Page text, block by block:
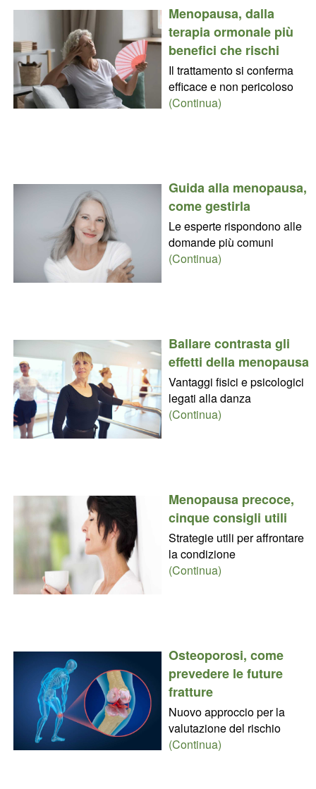
Menopausa, dalla
terapia ormonale più
benefici che rischi
Il trattamento si conferma
efficace e non pericoloso
(Continua)
Guida alla menopausa,
come gestirla
Le esperte rispondono alle
domande più comuni
(Continua)
Ballare contrasta gli
effetti della menopausa
Vantaggi fisici e psicologici
legati alla danza
(Continua)
Menopausa precoce,
cinque consigli utili
Strategie utili per affrontare
la condizione
(Continua)
Osteoporosi, come
prevedere le future
fratture
Nuovo approccio per la
valutazione del rischio
(Continua)